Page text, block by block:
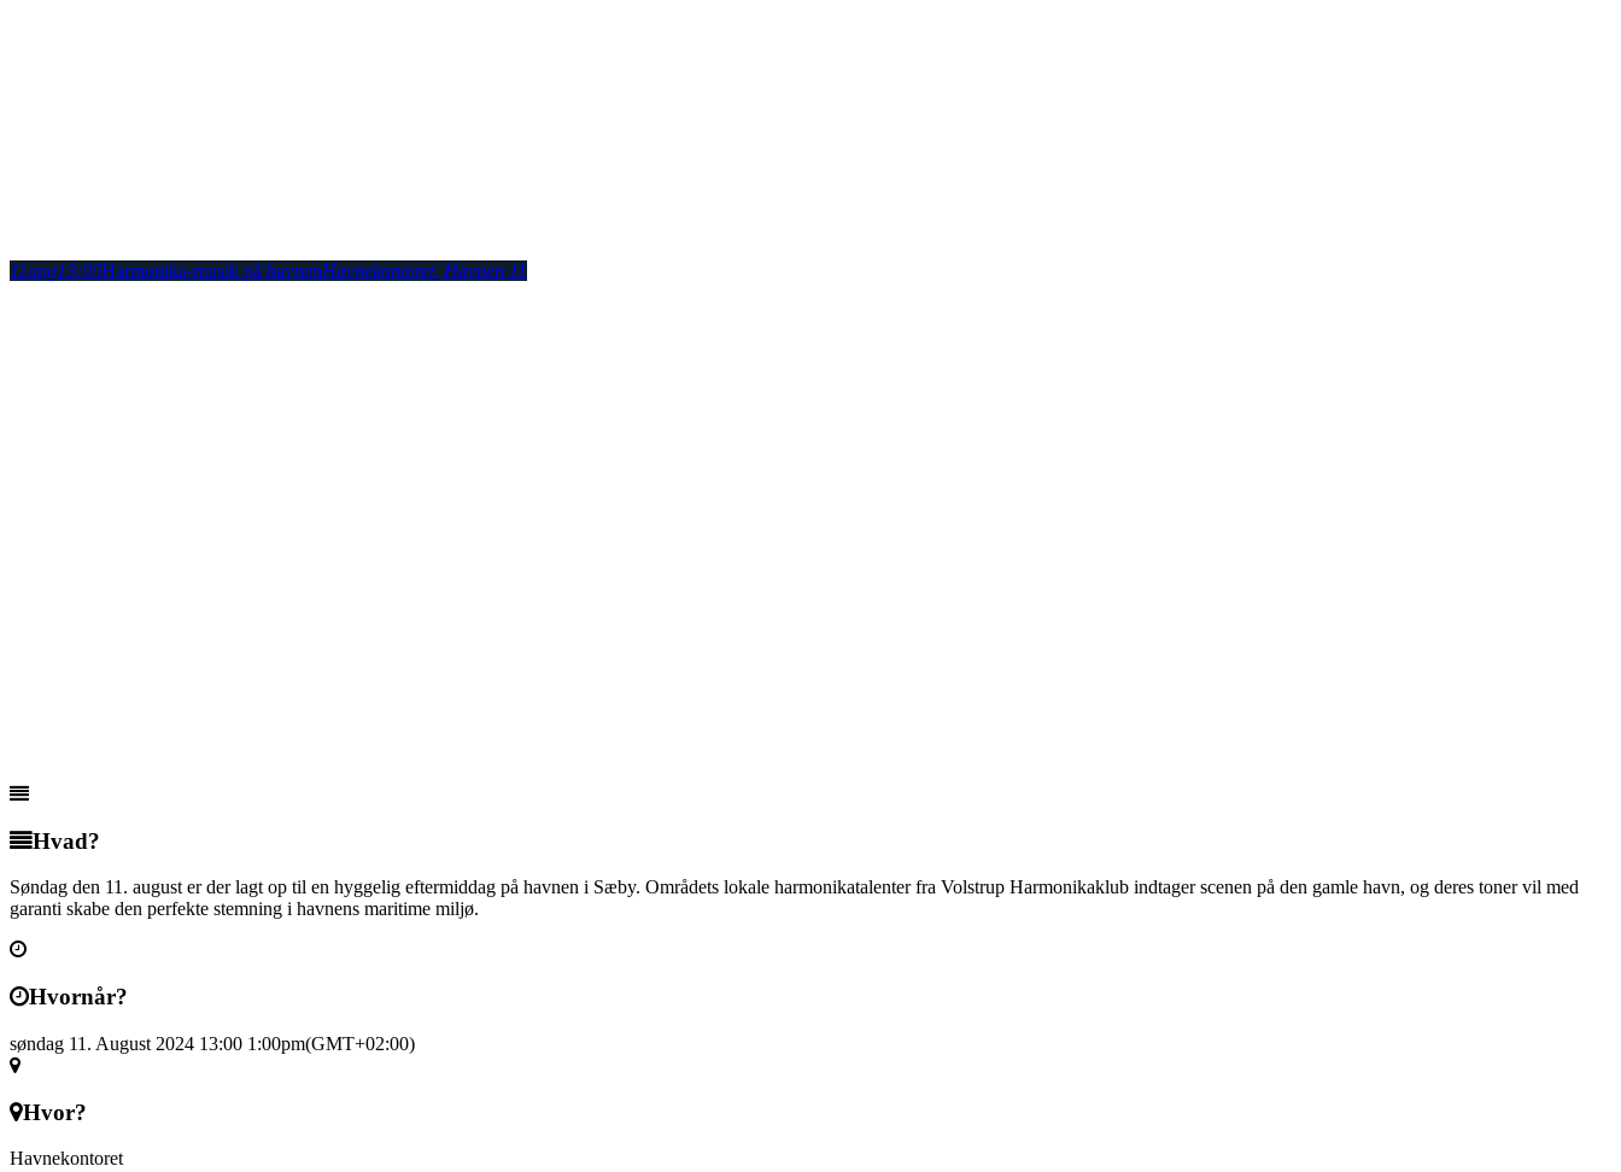
11aug13:00Harmonika-musik på havnenHavnekontoret, Havnen 11
Hvad?
Søndag den 11. august er der lagt op til en hyggelig eftermiddag på havnen i Sæby. Områdets lokale harmonikatalenter fra Volstrup Harmonikaklub indtager scenen på den gamle havn, og deres toner vil med
garanti skabe den perfekte stemning i havnens maritime miljø.
Hvornår?
søndag 11. August 2024 13:00 1:00pm(GMT+02:00)
Hvor?
Havnekontoret